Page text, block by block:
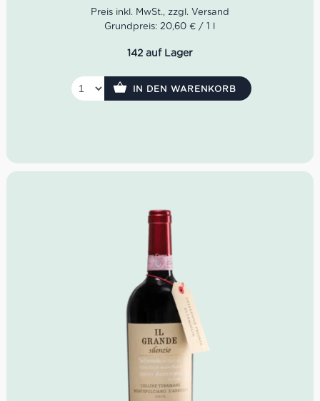
Reben außerdem starke Temperaturunterschiede von bis
zu 20°C zwischen Tag und Nacht.
Geruch: Sauerkirsche, Vanille, Waldfrüchte
Geschmack: vollmundig, würzig, samtige Tannine
Idealer Versandkarton: 21 Flaschen
Grundpreis: 20,60 € / 1 l
142 auf Lager
IN DEN WARENKORB